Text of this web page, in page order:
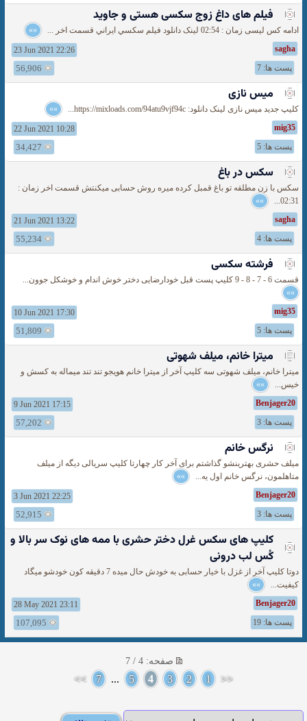
فیلم های داغ زوج سکسی هستی و جاوید
ادامه کس لیسی زمان : 02:54 لينک دانلود فيلم سکسي ايراني قسمت اخر ...
»»
sagha
23 Jun 2021 22:26
پست ها: 7
56,906
میس نازی
کلیپ جدید میس نازی لینک دانلود: https://mixloads.com/94atu9vjf94c...
»»
mig35
22 Jun 2021 10:28
پست ها: 5
34,427
سکس در باغ
سکس با زن مطلقه تو باغ قمبل کرده میره روش حسابی میکنتش قسمت اخر زمان :
02:31...
»»
sagha
21 Jun 2021 13:22
پست ها: 4
55,234
فرشته سکسی
قسمت 6 - 7 - 8 - 9 کلیپ پست قبل خودارضایی دختر خوش اندام و خوشکل جوون...
»»
mig35
10 Jun 2021 17:30
پست ها: 5
51,809
میترا خانم، میلف شهوتی
میترا خانم، میلف شهوتی سه کلیپ آخر از میترا خانم هویجو تند تند میماله به کسش و
خیس... »»
Benjager20
9 Jun 2021 17:15
پست ها: 3
57,202
نرگس خانم
میلف حشری بهترینشو گذاشتم برای آخر کار چهارتا کلیپ سریالی دیگه از میلف
متاهلمون، نرگس خانم اول یه... »»
Benjager20
3 Jun 2021 22:25
پست ها: 3
52,915
کلیپ های سکس غرل دختر حشری با ممه های نوک سر بالا و
کُس لب درونی
دوتا کلیپ آخر از غزل با خیار حسابی به خودش حال میده 7 دقیقه کون خودشو میگاد
کیفیت... »»
Benjager20
28 May 2021 23:11
پست ها: 19
107,095
صفحه: 4 / 7
<<
1
2
3
4
5
...
7
>>